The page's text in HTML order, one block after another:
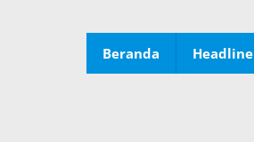
Beranda Headline